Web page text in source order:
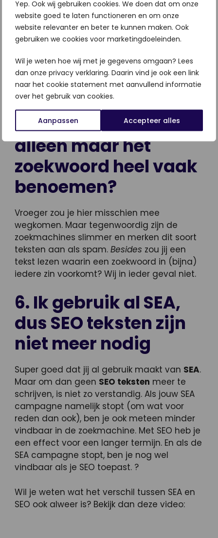
Yep. Ook wij gebruiken cookies. We doen dat om onze
website goed te laten functioneren en om onze
website relevanter en beter te kunnen maken. Ook
gebruiken we cookies voor marketingdoeleinden.
Wil je weten hoe wij met je gegevens omgaan? Lees
dan onze privacy verklaring. Daarin vind je ook een link
naar het cookie statement met aanvullend informatie
over het gebruik van cookies.
Aanpassen Accepteer alles
zetten.
Een aantal van deze strategische plekken
zijn:
Subtitels
Eerste zin van alinea’s
Dikgedrukt maken
5. SEO tekst is toch
alleen maar het
zoekwoord heel vaak
benoemen?
Vroeger zou je hier misschien mee
wegkomen. Maar tegenwoordig zijn de
zoekmachines slimmer en merken dit soort
teksten aan als spam. Besides zou jij een
tekst lezen waarin een zoekwoord in (bijna)
iedere zin voorkomt? Wij in ieder geval niet.
6. Ik gebruik al SEA,
dus SEO teksten zijn
niet meer nodig
Super goed dat jij al gebruik maakt van SEA.
Maar om dan geen SEO teksten meer te
schrijven, is niet zo verstandig. Als jouw SEA
campagne namelijk stopt (om wat voor
reden dan ook), ben je ook meteen minder
vindbaar in de zoekmachine. Met SEO heb je
een effect voor een langer termijn. En als de
SEA campagne stopt, ben je nog wel
vindbaar als je SEO toepast. ?
Wil je weten wat het verschil tussen SEA en
SEO ook alweer is? Bekijk dan deze video: